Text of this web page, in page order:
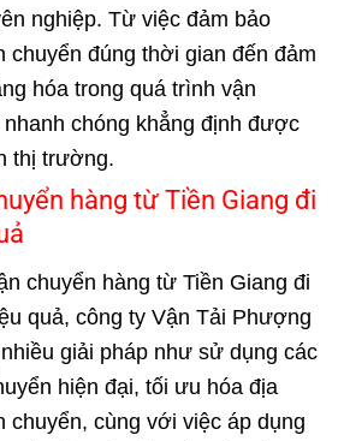
nghiệp. Từ việc đảm bảo
chuyển đúng thời gian đến đảm
hóa trong quá trình vận
chóng khẳng định được
thị trường.
hàng từ Tiền Giang đi
chuyển hàng từ Tiền Giang đi
quả, công ty Vận Tải Phượng
giải pháp như sử dụng các
hiện đại, tối ưu hóa địa
chuyển, cùng với việc áp dụng